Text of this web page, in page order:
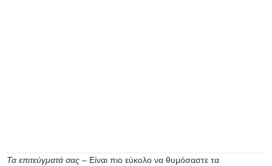
Τα επιτεύγματά σας – Είναι πιο εύκολο να θυμόσαστε τα